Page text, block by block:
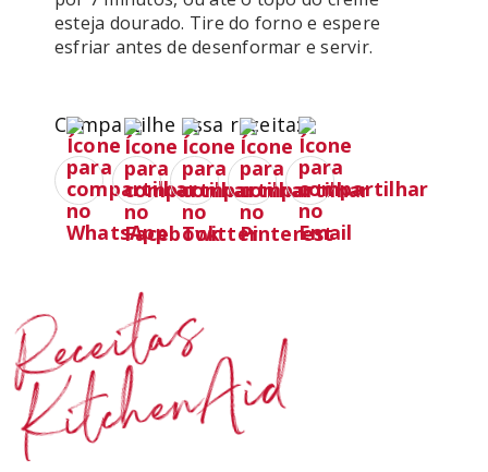
esteja dourado. Tire do forno e espere
Compartilhe essa receita:
Receitas
KitchenAid